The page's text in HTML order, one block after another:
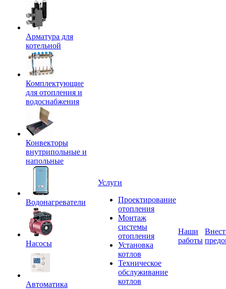
Арматура для
котельной
Комплектующие
для отопления и
водоснабжения
Конвекторы
внутрипольные и
напольные
Водонагреватели
Насосы
Автоматика
Услуги
Проектирование
отопления
Монтаж
системы
отопления
Установка
котлов
Техническое
обслуживание
котлов
Наши
работы